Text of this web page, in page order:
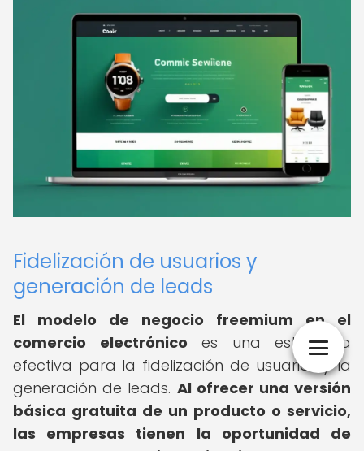
Fidelización de usuarios y
generación de leads
El modelo de negocio freemium en el
comercio electrónico es una estrategia
efectiva para la fidelización de usuarios y la
generación de leads. Al ofrecer una versión
básica gratuita de un producto o servicio,
las empresas tienen la oportunidad de